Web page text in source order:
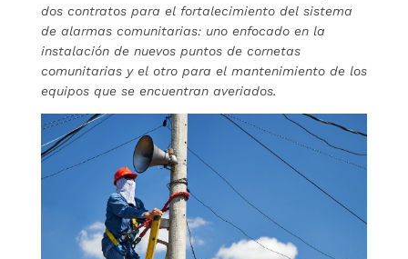
dos contratos para el fortalecimiento del sistema
de alarmas comunitarias: uno enfocado en la
instalación de nuevos puntos de cornetas
comunitarias y el otro para el mantenimiento de los
equipos que se encuentran averiados.